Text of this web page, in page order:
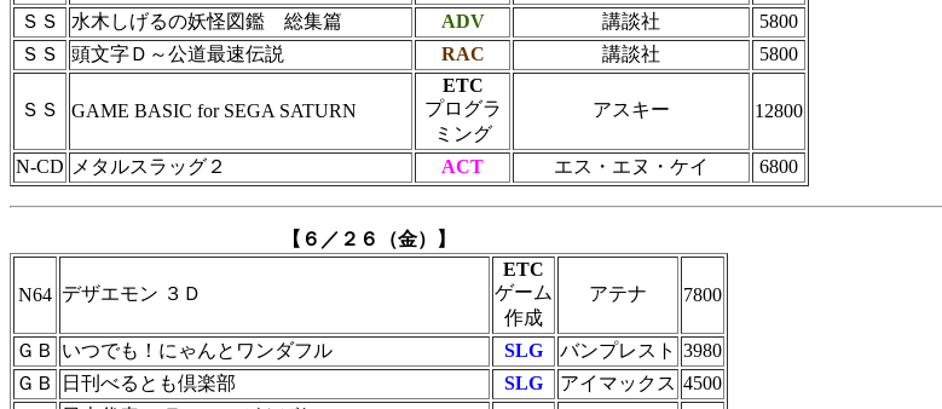
ＳＳ
水木しげるの妖怪図鑑 総集篇 ADV 講談社
5800
ＳＳ
頭文字Ｄ～公道最速伝説 RAC 講談社 5800
ＳＳ GAME BASIC for SEGA SATURN
ETC
プログラ
ミング
アスキー 12800
N-CD メタルスラッグ２ ACT エス・エヌ・ケイ 6800
【６／２６（金）】
N64 デザエモン ３Ｄ
ETC
ゲーム
作成
アテナ 7800
ＧＢ いつでも！にゃんとワンダフル SLG バンプレスト 3980
ＧＢ
日刊べるとも倶楽部 SLG アイマックス 4500